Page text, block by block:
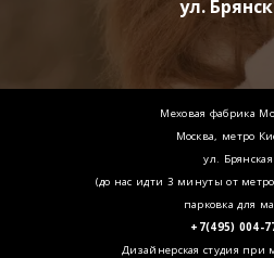
ул.
Меховая фабрика
Москва, метро
ул.
(до нас идти 3 минуты от
парковка для
+7(495) 004-
Дизайнерская студия при